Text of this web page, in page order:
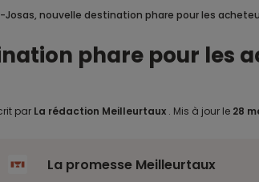
Josas, nouvelle destination phare pour les
phare pour les
par La rédaction Meilleurtaux . Mis à jour le 28
La promesse Meilleurtaux